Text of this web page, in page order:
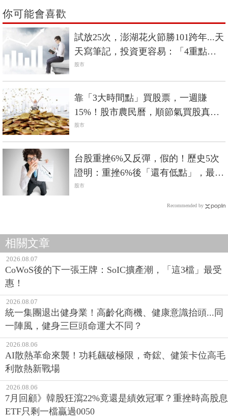
你可能會喜歡
試放25次，澎湖花火節勝101跨年...天
天寫筆記，投資更容易：「4重點」
要把握
股市
靠「3大時間點」買股票，一週賺
15%！股市農民曆，順節氣買股真的
有利可圖
股市
台股重挫6%又反彈，假的！歷史5次
證明：重挫6%後「還有低點」，最低
曾到3千點！
股市
Recommended by
相關文章
2026.08.07
CoWoS後的下一張王牌：SoIC擴產潮，「這3檔」最受
惠！
2026.08.07
統一集團退出健身業！高齡化商機、健康意識抬頭...同
一陣風，健身三巨頭命運大不同？
2026.08.06
AI散熱革命來襲！功耗飆破極限，奇鋐、健策卡位高毛
利散熱新戰場
2026.08.06
7月回顧》韓股狂瀉22%竟還是績效冠軍？重挫時高股息
ETF只剩一檔贏過0050